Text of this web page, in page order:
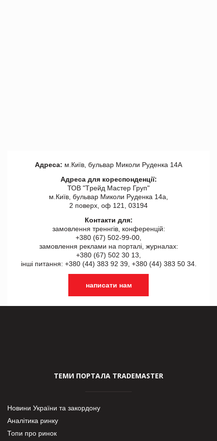
Адреса: м.Київ, бульвар Миколи Руденка 14А
Адреса для кореспонденції:
ТОВ "Tрейд Мастер Груп"
м.Київ, бульвар Миколи Руденка 14а,
2 поверх, оф 121, 03194
Контакти для:
замовлення треннгів, конференцій:
+380 (67) 502-99-00,
замовлення реклами на порталі, журналах:
+380 (67) 502 30 13,
інші питання: +380 (44) 383 92 39, +380 (44) 383 50 34.
написати нам
ТЕМИ ПОРТАЛА TRADEMASTER
Новини України та закордону
Аналітика ринку
Топи про ринок